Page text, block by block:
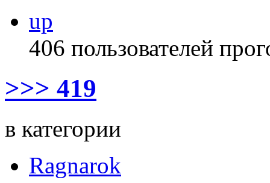
up
406 пользователей
>>> 419
в категории
Ragnarok